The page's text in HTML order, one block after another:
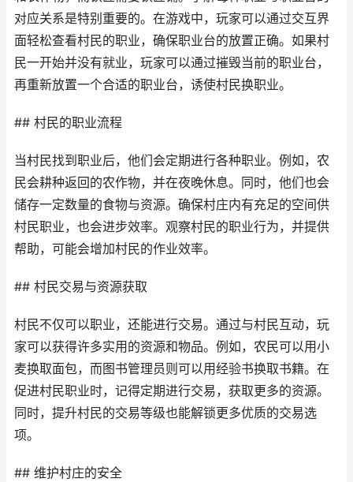
对应关系是特别重要的。在游戏中，玩家可以通过交互界
面轻松查看村民的职业，确保职业台的放置正确。如果村
民一开始并没有就业，玩家可以通过摧毁当前的职业台，
再重新放置一个合适的职业台，诱使村民换职业。
## 村民的职业流程
当村民找到职业后，他们会定期进行各种职业。例如，农
民会耕种返回的农作物，并在夜晚休息。同时，他们也会
储存一定数量的食物与资源。确保村庄内有充足的空间供
村民职业，也会进步效率。观察村民的职业行为，并提供
帮助，可能会增加村民的作业效率。
## 村民交易与资源获取
村民不仅可以职业，还能进行交易。通过与村民互动，玩
家可以获得许多实用的资源和物品。例如，农民可以用小
麦换取面包，而图书管理员则可以用经验书换取书籍。在
促进村民职业时，记得定期进行交易，获取更多的资源。
同时，提升村民的交易等级也能解锁更多优质的交易选
项。
## 维护村庄的安全